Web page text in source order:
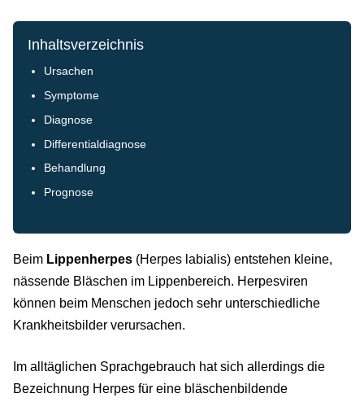
Inhaltsverzeichnis
Ursachen
Symptome
Diagnose
Differentialdiagnose
Behandlung
Prognose
Beim Lippenherpes (Herpes labialis) entstehen kleine,
nässende Bläschen im Lippenbereich. Herpesviren
können beim Menschen jedoch sehr unterschiedliche
Krankheitsbilder verursachen.
Im alltäglichen Sprachgebrauch hat sich allerdings die
Bezeichnung Herpes für eine bläschenbildende